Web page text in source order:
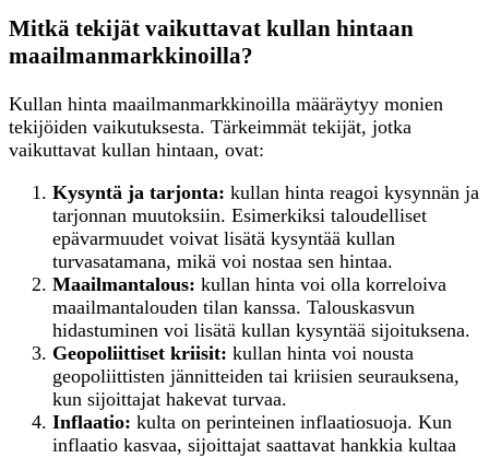
Mitkä tekijät vaikuttavat kullan hintaan
maailmanmarkkinoilla?
Kullan hinta maailmanmarkkinoilla määräytyy monien
tekijöiden vaikutuksesta. Tärkeimmät tekijät, jotka
vaikuttavat kullan hintaan, ovat:
Kysyntä ja tarjonta: kullan hinta reagoi kysynnän ja
tarjonnan muutoksiin. Esimerkiksi taloudelliset
epävarmuudet voivat lisätä kysyntää kullan
turvasatamana, mikä voi nostaa sen hintaa.
Maailmantalous: kullan hinta voi olla korreloiva
maailmantalouden tilan kanssa. Talouskasvun
hidastuminen voi lisätä kullan kysyntää sijoituksena.
Geopoliittiset kriisit: kullan hinta voi nousta
geopoliittisten jännitteiden tai kriisien seurauksena,
kun sijoittajat hakevat turvaa.
Inflaatio: kulta on perinteinen inflaatiosuoja. Kun
inflaatio kasvaa, sijoittajat saattavat hankkia kultaa